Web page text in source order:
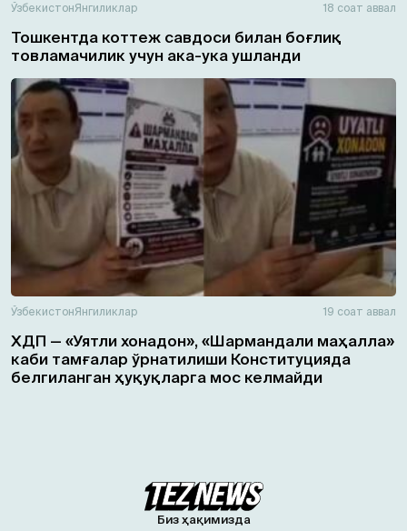
ЎзбекистонЯнгиликлар 18 соат аввал
Тошкентда коттеж савдоси билан боғлиқ
товламачилик учун ака-ука ушланди
ЎзбекистонЯнгиликлар 19 соат аввал
ХДП — «Уятли хонадон», «Шармандали маҳалла»
каби тамғалар ўрнатилиши Конституцияда
белгиланган ҳуқуқларга мос келмайди
Биз ҳақимизда